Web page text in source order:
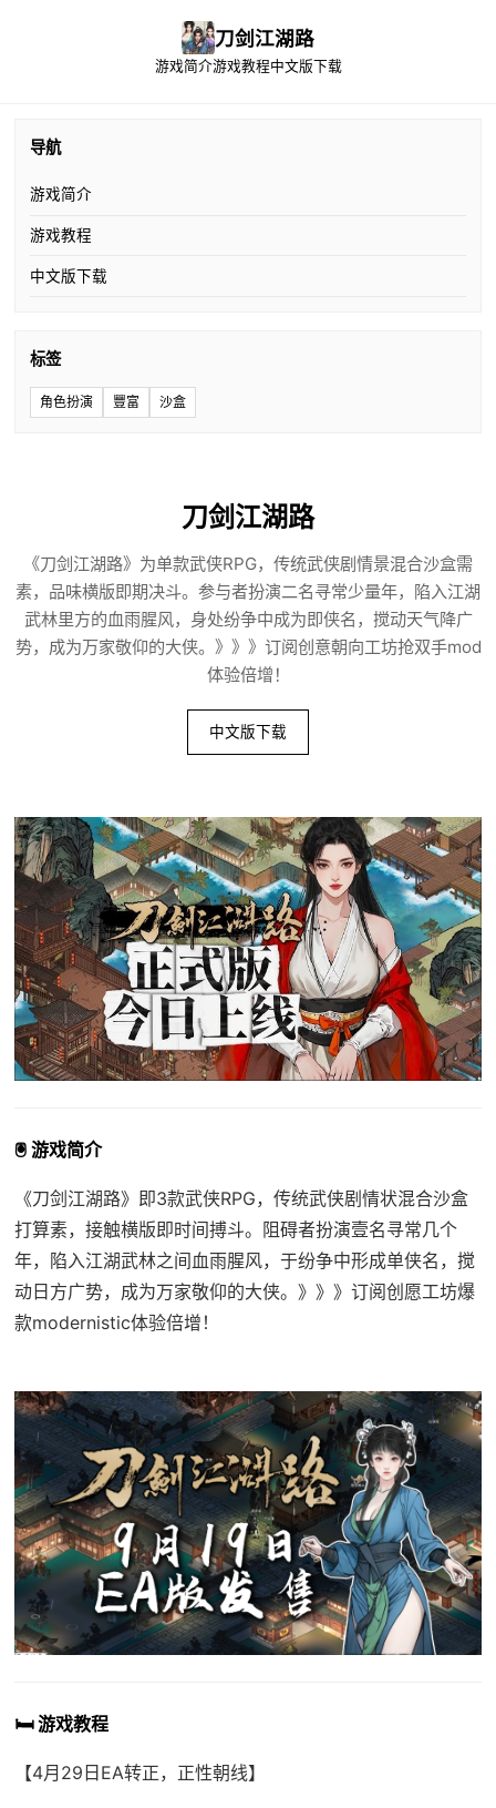
刀剑江湖路
游戏简介游戏教程中文版下载
导航
游戏简介
游戏教程
中文版下载
标签
角色扮演 豐富 沙盒
刀剑江湖路
《刀剑江湖路》为单款武侠RPG，传统武侠剧情景混合沙盒需
素，品味横版即期决斗。参与者扮演二名寻常少量年，陷入江湖
武林里方的血雨腥风，身处纷争中成为即侠名，搅动天气降广
势，成为万家敬仰的大侠。》》》订阅创意朝向工坊抢双手mod
体验倍增！
中文版下载
🖲️ 游戏简介
《刀剑江湖路》即3款武侠RPG，传统武侠剧情状混合沙盒
打算素，接触横版即时间搏斗。阻碍者扮演壹名寻常几个
年，陷入江湖武林之间血雨腥风，于纷争中形成单侠名，搅
动日方广势，成为万家敬仰的大侠。》》》订阅创愿工坊爆
款modernistic体验倍增！
🛏️ 游戏教程
【4月29日EA转正，正性朝线】